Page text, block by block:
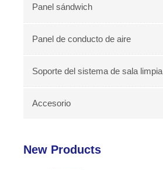
Panel sándwich
Panel de conducto de aire
Soporte del sistema de sala limpia
Accesorio
New Products